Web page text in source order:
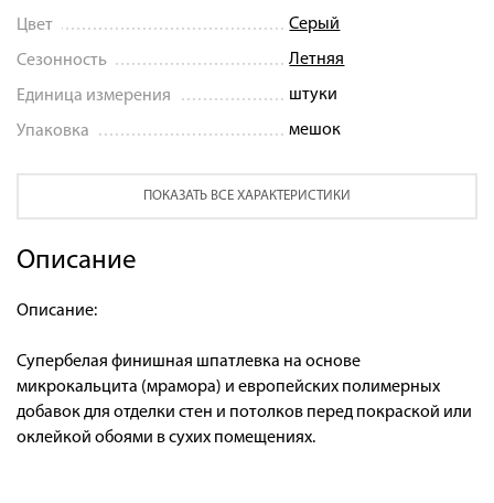
Цвет Серый
Сезонность Летняя
Единица измерения штуки
Упаковка мешок
ПОКАЗАТЬ ВСЕ ХАРАКТЕРИСТИКИ
Описание
Описание:
Супербелая финишная шпатлевка на основе
микрокальцита (мрамора) и европейских полимерных
добавок для отделки стен и потолков перед покраской или
оклейкой обоями в сухих помещениях.